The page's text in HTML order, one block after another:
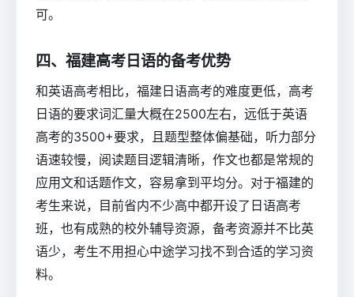
可。
四、福建高考日语的备考优势
和英语高考相比，福建日语高考的难度更低，高考
日语的要求词汇量大概在2500左右，远低于英语
高考的3500+要求，且题型整体偏基础，听力部分
语速较慢，阅读题目逻辑清晰，作文也都是常规的
应用文和话题作文，容易拿到平均分。对于福建的
考生来说，目前省内不少高中都开设了日语高考
班，也有成熟的校外辅导资源，备考资源并不比英
语少，考生不用担心中途学习找不到合适的学习资
料。